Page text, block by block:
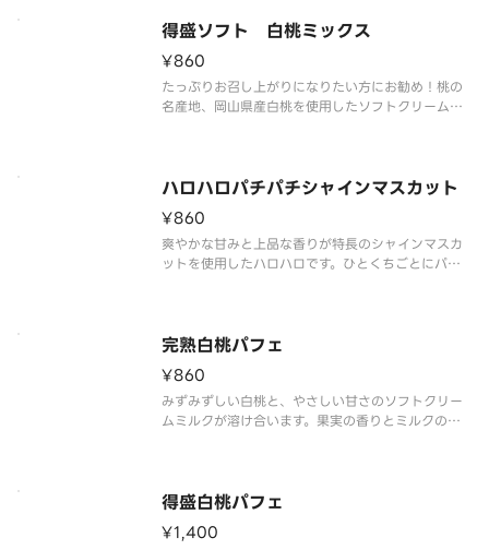
得盛ソフト 白桃ミックス
¥860
たっぷりお召し上がりになりたい方にお勧め！桃の
名産地、岡山県産白桃を使用したソフトクリームで
ハロハロパチパチシャインマスカット
¥860
爽やかな甘みと上品な香りが特長のシャインマスカ
ットを使用したハロハロです。ひとくちごとにパチ
完熟白桃パフェ
¥860
みずみずしい白桃と、やさしい甘さのソフトクリー
ムミルクが溶け合います。果実の香りとミルクのコ
得盛白桃パフェ
¥1,400